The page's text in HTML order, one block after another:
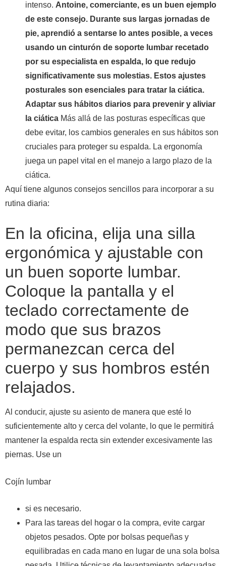
intenso. Antoine, comerciante, es un buen ejemplo
de este consejo. Durante sus largas jornadas de
pie, aprendió a sentarse lo antes posible, a veces
usando un cinturón de soporte lumbar recetado
por su especialista en espalda, lo que redujo
significativamente sus molestias. Estos ajustes
posturales son esenciales para tratar la ciática.
Adaptar sus hábitos diarios para prevenir y aliviar
la ciática Más allá de las posturas específicas que
debe evitar, los cambios generales en sus hábitos son
cruciales para proteger su espalda. La ergonomía
juega un papel vital en el manejo a largo plazo de la
ciática.
Aquí tiene algunos consejos sencillos para incorporar a su
rutina diaria:
En la oficina, elija una silla
ergonómica y ajustable con
un buen soporte lumbar.
Coloque la pantalla y el
teclado correctamente de
modo que sus brazos
permanezcan cerca del
cuerpo y sus hombros estén
relajados.
Al conducir, ajuste su asiento de manera que esté lo
suficientemente alto y cerca del volante, lo que le permitirá
mantener la espalda recta sin extender excesivamente las
piernas. Use un
Cojín lumbar
si es necesario.
Para las tareas del hogar o la compra, evite cargar
objetos pesados. Opte por bolsas pequeñas y
equilibradas en cada mano en lugar de una sola bolsa